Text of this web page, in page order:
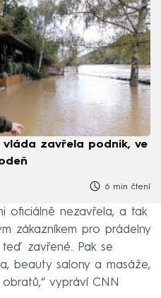
vláda zavřela podnik, ve
6 min čtení
oficiálně nezavřela, a tak
zákazníkem pro prádelny
zavřené. Pak se
beauty salony a masáže,
vypráví CNN